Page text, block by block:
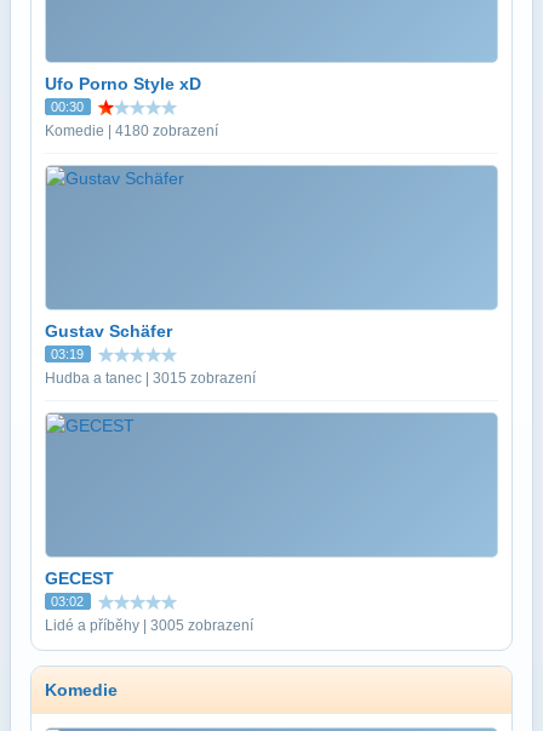
Ufo Porno Style xD
00:30
Komedie | 4180 zobrazení
Gustav Schäfer
03:19
Hudba a tanec | 3015 zobrazení
GECEST
03:02
Lidé a příběhy | 3005 zobrazení
Komedie